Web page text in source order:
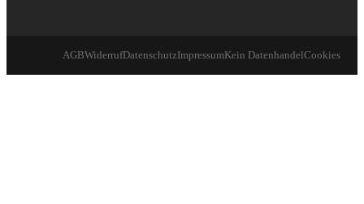
AGBWiderrufDatenschutzImpressumKein DatenhandelCookies